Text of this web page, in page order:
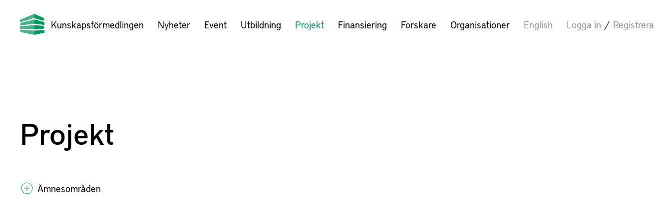
Kunskapsförmedlingen Nyheter Event Utbildning Projekt Finansiering Forskare Organisationer English Logga in / Registrera
Projekt
Ämnesområden